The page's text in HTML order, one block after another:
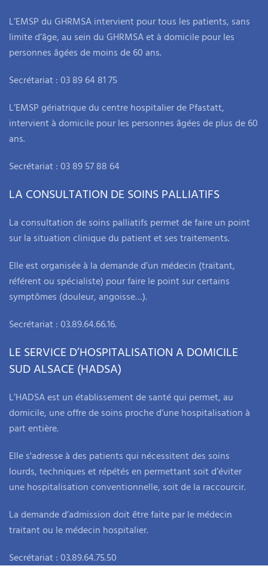
L’EMSP du GHRMSA intervient pour tous les patients, sans
limite d’âge, au sein du GHRMSA et à domicile pour les
personnes âgées de moins de 60 ans.
Secrétariat : 03 89 64 81 75
L’EMSP gériatrique du centre hospitalier de Pfastatt,
intervient à domicile pour les personnes âgées de plus de 60
ans.
Secrétariat : 03 89 57 88 64
LA CONSULTATION DE SOINS PALLIATIFS
La consultation de soins palliatifs permet de faire un point
sur la situation clinique du patient et ses traitements.
Elle est organisée à la demande d’un médecin (traitant,
référent ou spécialiste) pour faire le point sur certains
symptômes (douleur, angoisse…).
Secrétariat : 03.89.64.66.16.
LE SERVICE D’HOSPITALISATION A DOMICILE
SUD ALSACE (HADSA)
L’HADSA est un établissement de santé qui permet, au
domicile, une offre de soins proche d’une hospitalisation à
part entière.
Elle s'adresse à des patients qui nécessitent des soins
lourds, techniques et répétés en permettant soit d’éviter
une hospitalisation conventionnelle, soit de la raccourcir.
La demande d’admission doit être faite par le médecin
traitant ou le médecin hospitalier.
Secrétariat : 03.89.64.75.50